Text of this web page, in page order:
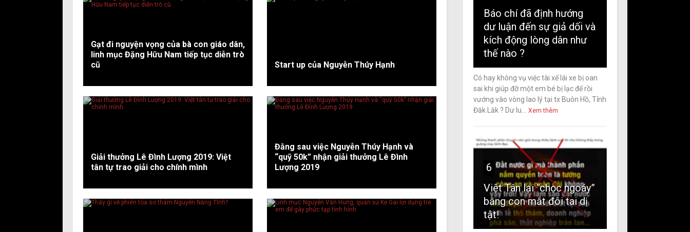
Gạt đi nguyện vọng của bà con giáo dân,
linh mục Đặng Hữu Nam tiếp tục diễn trò
cũ
Start up của Nguyễn Thúy Hạnh
Giải thưởng Lê Đình Lượng 2019: Việt
tân tự trao giải cho chính mình
Đằng sau việc Nguyễn Thúy Hạnh và
“quỹ 50k” nhận giải thưởng Lê Đình
Lượng 2019
Báo chí đã định hướng
dư luận đến sự giả dối và
kích động lòng dân như
thế nào ?
Có hay không vụ việc tài xế lái xe bị oan
sai khi giúp đỡ một em bé bị lạc để rồi
vướng vào vòng lao lý tại tx Buôn Hồ, Tỉnh
Đăk Lăk ? Dư lu...
Xem thêm
6
Việt Tân lại “chọc ngoáy”
bằng con mắt đôi tai dị
tật!